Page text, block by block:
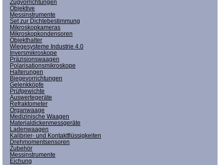
Zugvorrichtungen
Objektive
Messinstrumente
Set zur Dichtebestimmung
Mikroskopkameras
Mikroskopkondensoren
Objekthalter
Wiegesysteme Industrie 4.0
Inversmikroskope
Präzisionswaagen
Polarisationsmikroskope
Halterungen
Biegevorrichtungen
Gelenkköpfe
Prüfgewichte
Auswertegeräte
Refraktometer
Organwaage
Medizinische Waagen
Materialdickenmessgeräte
Ladenwaagen
Kalibrier- und Kontaktflüssigkeiten
Drehmomentsensoren
Zubehör
Messinstrumente
Eichung